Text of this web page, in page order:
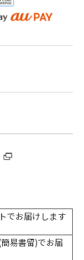
でお届けします
易書留)でお届